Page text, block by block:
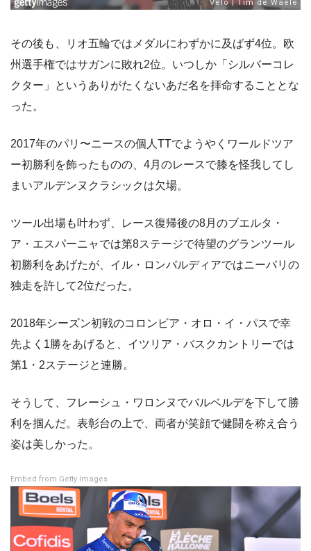
その後も、リオ五輪ではメダルにわずかに及ばず4位。欧
州選手権ではサガンに敗れ2位。いつしか「シルバーコレ
クター」というありがたくないあだ名を拝命することとな
った。
2017年のパリ〜ニースの個人TTでようやくワールドツア
ー初勝利を飾ったものの、4月のレースで膝を怪我してし
まいアルデンヌクラシックは欠場。
ツール出場も叶わず、レース復帰後の8月のブエルタ・
ア・エスパーニャでは第8ステージで待望のグランツール
初勝利をあげたが、イル・ロンバルディアではニーバリの
独走を許して2位だった。
2018年シーズン初戦のコロンビア・オロ・イ・パスで幸
先よく1勝をあげると、イツリア・バスクカントリーでは
第1・2ステージと連勝。
そうして、フレーシュ・ワロンヌでバルベルデを下して勝
利を掴んだ。表彰台の上で、両者が笑顔で健闘を称え合う
姿は美しかった。
Embed from Getty Images